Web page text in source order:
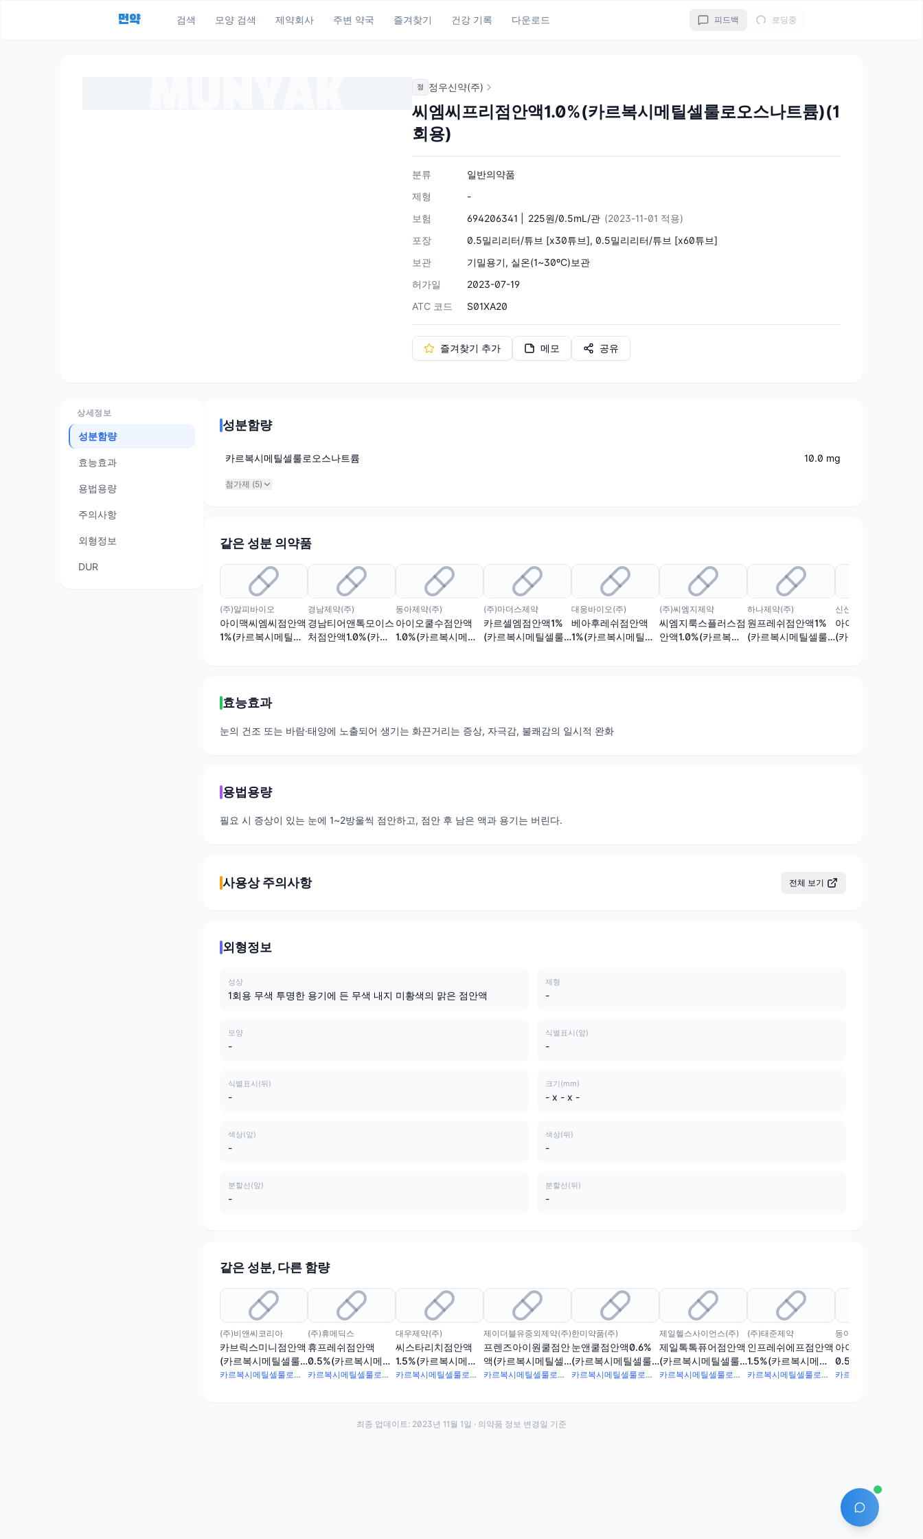
먼약 검색 모양 검색 제약회사 주변 약국 즐겨찾기 건강 기록 다운로드 피드백 로딩중
정 정우신약(주)
씨엠씨프리점안액1.0%(카르복시메틸셀룰로오스나트륨)(1
회용)
분류
일반의약품
제형
-
보험
694206341 | 225원/0.5mL/관 (2023-11-01 적용)
포장
0.5밀리리터/튜브 [x30튜브], 0.5밀리리터/튜브 [x60튜브]
보관
기밀용기, 실온(1~30ºC)보관
허가일
2023-07-19
ATC 코드
S01XA20
즐겨찾기 추가 메모 공유
상세정보
성분함량
효능효과
용법용량
주의사항
외형정보
DUR
성분함량
카르복시메틸셀룰로오스나트륨 10.0 mg
첨가제 (5)
같은 성분 의약품
(주)알피바이오
아이맥씨엠씨점안액
1%(카르복시메틸셀
경남제약(주)
경남티어앤톡모이스
처점안액1.0%(카르
동아제약(주)
아이오쿨수점안액
1.0%(카르복시메틸
(주)마더스제약
카르셀엠점안액1%
(카르복시메틸셀룰
대웅바이오(주)
베아후레쉬점안액
1%(카르복시메틸셀
(주)씨엠지제약
씨엠지룩스플러스점
안액1.0%(카르복시
하나제약(주)
원프레쉬점안액1%
(카르복시메틸셀룰
신신제약(주)
아이엠씨점안액1%
(카르복시메틸셀룰
효능효과
눈의 건조 또는 바람·태양에 노출되어 생기는 화끈거리는 증상, 자극감, 불쾌감의 일시적 완화
용법용량
필요 시 증상이 있는 눈에 1~2방울씩 점안하고, 점안 후 남은 액과 용기는 버린다.
사용상 주의사항 전체 보기
외형정보
성상
1회용 무색 투명한 용기에 든 무색 내지 미황색의 맑은 점안액
제형
-
모양
-
식별표시(앞)
-
식별표시(뒤)
-
크기(mm)
- x - x -
색상(앞)
-
색상(뒤)
-
분할선(앞)
-
분할선(뒤)
-
같은 성분, 다른 함량
(주)비앤씨코리아
카브릭스미니점안액
(카르복시메틸셀룰
로오스나트륨)(1회카르복시메틸셀룰로오스나트륨 5mg
(주)휴메딕스
휴프레쉬점안액
0.5%(카르복시메틸
셀룰로오스나트륨)(1
카르복시메틸셀룰로오스나트륨 5mg
대우제약(주)
씨스타리치점안액
1.5%(카르복시메틸
셀룰로오스나트륨)(1
카르복시메틸셀룰로오스나트륨 15mg
제이더블유중외제약(주)
프렌즈아이원쿨점안
액(카르복시메틸셀
룰로오스나트륨)(1회
카르복시메틸셀룰로오스나트륨 6mg
한미약품(주)
눈앤쿨점안액0.6%
(카르복시메틸셀룰
로오스나트륨)(1회카르복시메틸셀룰로오스나트륨 6mg
제일헬스사이언스(주)
제일톡톡퓨어점안액
(카르복시메틸셀룰
로오스나트륨)(1회카르복시메틸셀룰로오스나트륨 5mg
(주)태준제약
인프레쉬에프점안액
1.5%(카르복시메틸
셀룰로오스나트륨)(1
카르복시메틸셀룰로오스나트륨 15mg
동아제약(주)
아이오쿨수점안액
0.5%(카르복시메틸
셀룰로오스나트륨)(1
AI 에이전트
최종 업데이트: 2023년 11월 1일 · 의약품 정보 변경일 기준